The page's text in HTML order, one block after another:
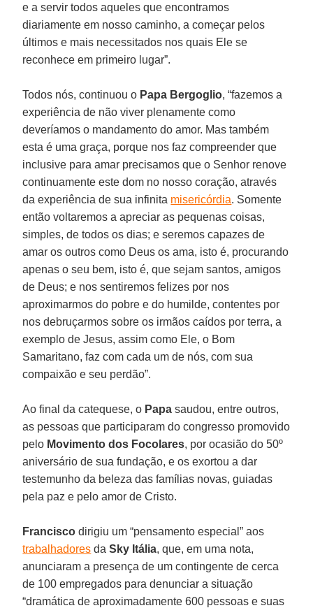
e a servir todos aqueles que encontramos
diariamente em nosso caminho, a começar pelos
últimos e mais necessitados nos quais Ele se
reconhece em primeiro lugar”.
Todos nós, continuou o Papa Bergoglio, “fazemos a
experiência de não viver plenamente como
deveríamos o mandamento do amor. Mas também
esta é uma graça, porque nos faz compreender que
inclusive para amar precisamos que o Senhor renove
continuamente este dom no nosso coração, através
da experiência de sua infinita misericórdia. Somente
então voltaremos a apreciar as pequenas coisas,
simples, de todos os dias; e seremos capazes de
amar os outros como Deus os ama, isto é, procurando
apenas o seu bem, isto é, que sejam santos, amigos
de Deus; e nos sentiremos felizes por nos
aproximarmos do pobre e do humilde, contentes por
nos debruçarmos sobre os irmãos caídos por terra, a
exemplo de Jesus, assim como Ele, o Bom
Samaritano, faz com cada um de nós, com sua
compaixão e seu perdão”.
Ao final da catequese, o Papa saudou, entre outros,
as pessoas que participaram do congresso promovido
pelo Movimento dos Focolares, por ocasião do 50º
aniversário de sua fundação, e os exortou a dar
testemunho da beleza das famílias novas, guiadas
pela paz e pelo amor de Cristo.
Francisco dirigiu um “pensamento especial” aos
trabalhadores daSky Itália, que, em uma nota,
anunciaram a presença de um contingente de cerca
de 100 empregados para denunciar a situação
“dramática de aproximadamente 600 pessoas e suas